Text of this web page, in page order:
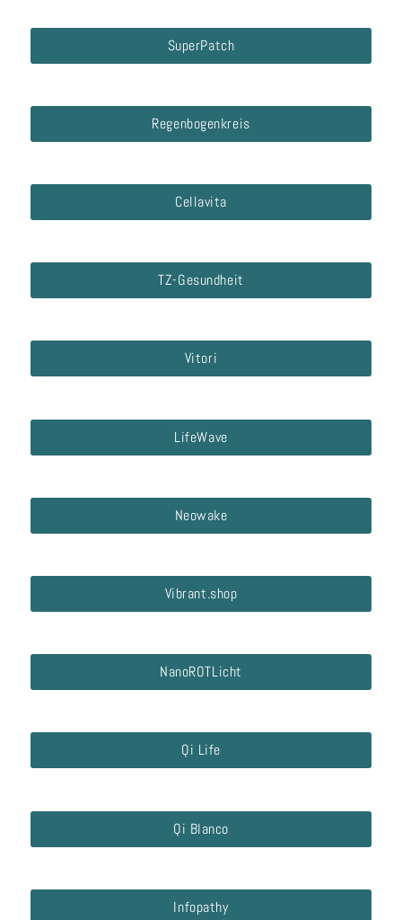
SuperPatch
Regenbogenkreis
Cellavita
TZ-Gesundheit
Vitori
LifeWave
Neowake
Vibrant.shop
NanoROTLicht
Qi Life
Qi Blanco
Infopathy